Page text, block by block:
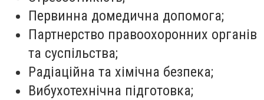
Первинна домедична допомога;
Партнерство правоохоронних органів
та суспільства;
Радіаційна та хімічна безпека;
Вибухотехнічна підготовка;